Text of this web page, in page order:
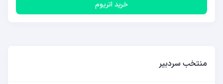
خرید اتریوم
منتخب سردبیر